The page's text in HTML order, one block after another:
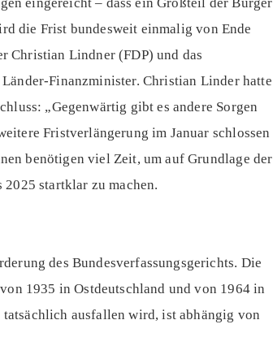
die Frist bundesweit einmalig von Ende
Christian Lindner (FDP) und das
Finanzminister. Christian Linder hatte
„Gegenwärtig gibt es andere Sorgen
Fristverlängerung im Januar schlossen
benötigen viel Zeit, um auf Grundlage der
startklar zu machen.
des Bundesverfassungsgerichts. Die
1935 in Ostdeutschland und von 1964 in
ausfallen wird, ist abhängig von